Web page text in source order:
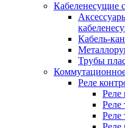
Кабеленесущие
Кабель-
Трубы
Реле
Реле
Реле
Реле